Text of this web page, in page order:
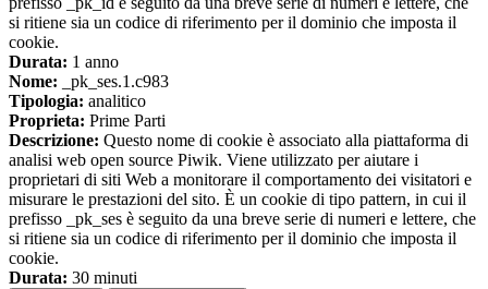
si ritiene sia un codice di riferimento per il dominio che imposta il
cookie.
Durata: 1 anno
Nome: _pk_ses.1.c983
Tipologia: analitico
Proprieta: Prime Parti
Descrizione: Questo nome di cookie è associato alla piattaforma di
analisi web open source Piwik. Viene utilizzato per aiutare i
proprietari di siti Web a monitorare il comportamento dei visitatori e
misurare le prestazioni del sito. È un cookie di tipo pattern, in cui il
prefisso _pk_ses è seguito da una breve serie di numeri e lettere, che
si ritiene sia un codice di riferimento per il dominio che imposta il
cookie.
Durata: 30 minuti